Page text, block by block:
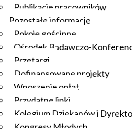
Publikacje pracowników
Pozostałe informacje
Pokoje gościnne
Ośrodek Badawczo-
Przetargi
Dofinansowane projekty
Wnoszenie opłat
Przydatne linki
Kolegium Dziekanów i
Kongresy Młodych